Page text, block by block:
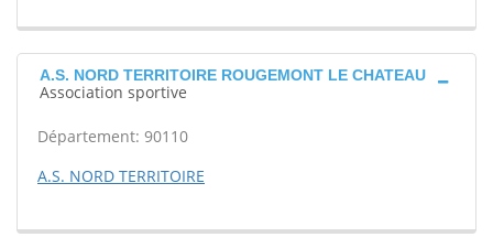
A.S. NORD TERRITOIRE ROUGEMONT LE CHATEAU
Association sportive
Département: 90110
A.S. NORD TERRITOIRE